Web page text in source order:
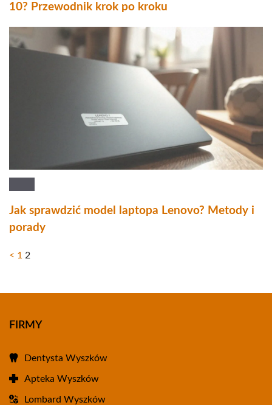
10? Przewodnik krok po kroku
Jak sprawdzić model laptopa Lenovo? Metody i
porady
< 1 2
FIRMY
Dentysta Wyszków
Apteka Wyszków
Lombard Wyszków